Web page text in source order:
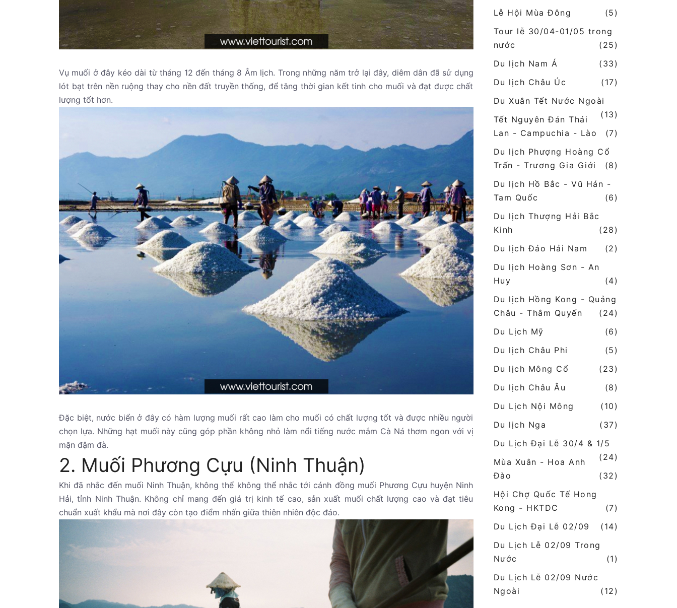
Vụ muối ở đây kéo dài từ tháng 12 đến tháng 8 Âm lịch. Trong những năm trở lại đây, diêm dân đã sử dụng
lót bạt trên nền ruộng thay cho nền đất truyền thống, để tăng thời gian kết tinh cho muối và đạt được chất
lượng tốt hơn.
Đặc biệt, nước biển ở đây có hàm lượng muối rất cao làm cho muối có chất lượng tốt và được nhiều người
chọn lựa. Những hạt muối này cũng góp phần không nhỏ làm nổi tiếng nước mắm Cà Ná thơm ngon với vị
mặn đậm đà.
2. Muối Phương Cựu (Ninh Thuận)
Khi đã nhắc đến muối Ninh Thuận, không thể không thể nhắc tới cánh đồng muối Phương Cựu huyện Ninh
Hải, tỉnh Ninh Thuận. Không chỉ mang đến giá trị kinh tế cao, sản xuất muối chất lượng cao và đạt tiêu
chuẩn xuất khẩu mà nơi đây còn tạo điểm nhấn giữa thiên nhiên độc đáo.
Lễ Hội Mùa Đông
(5)
Tour lễ 30/04-01/05 trong
nước
(25)
Du lịch Nam Á
(33)
Du lịch Châu Úc
(17)
Du Xuân Tết Nước Ngoài
(13)
Tết Nguyên Đán Thái
Lan - Campuchia - Lào
(7)
Du lịch Phượng Hoàng Cổ
Trấn - Trương Gia Giới
(8)
Du lịch Hồ Bắc - Vũ Hán -
Tam Quốc
(6)
Du lịch Thượng Hải Bắc
Kinh
(28)
Du lịch Đảo Hải Nam
(2)
Du lịch Hoàng Sơn - An
Huy
(4)
Du lịch Hồng Kong - Quảng
Châu - Thâm Quyến
(24)
Du Lịch Mỹ
(6)
Du lịch Châu Phi
(5)
Du lịch Mông Cổ
(23)
Du lịch Châu Âu
(8)
Du Lịch Nội Mông
(10)
Du lịch Nga
(37)
Du Lịch Đại Lễ 30/4 & 1/5
(24)
Mùa Xuân - Hoa Anh
Đào
(32)
Hội Chợ Quốc Tế Hong
Kong - HKTDC
(7)
Du Lịch Đại Lễ 02/09
(14)
Du Lịch Lễ 02/09 Trong
Nước
(1)
Du Lịch Lễ 02/09 Nước
Ngoài
(12)